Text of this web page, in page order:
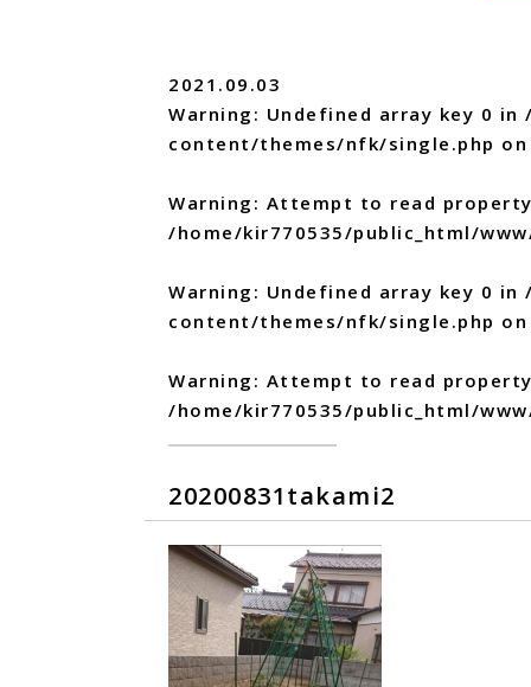
2021.09.03
Warning : Undefined array key 0 in
content/themes/nfk/single.php
Warning : Attempt to read
/home/kir770535/public_html/
Warning : Undefined array key 0 in
content/themes/nfk/single.php
Warning : Attempt to read
/home/kir770535/public_html/
20200831takami2